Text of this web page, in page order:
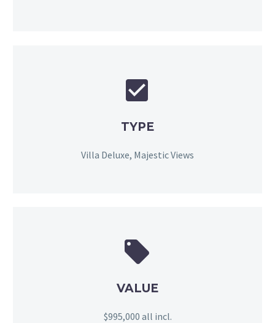


TYPE
Villa Deluxe, Majestic Views


VALUE
$995,000 all incl.